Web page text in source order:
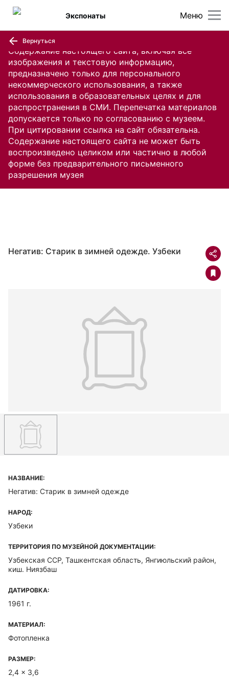
Содержание настоящего сайта, включая все
изображения и текстовую информацию,
предназначено только для персонального
некоммерческого использования, а также
использования в образовательных целях и для
распространения в СМИ. Перепечатка материалов
допускается только по согласованию с музеем.
При цитировании ссылка на сайт обязательна.
Содержание настоящего сайта не может быть
воспроизведено целиком или частично в любой
форме без предварительного письменного
разрешения музея
Меню
Экспонаты
Вернуться
Негатив: Старик в зимней одежде. Узбеки
НАЗВАНИЕ:
Негатив: Старик в зимней одежде
НАРОД:
Узбеки
ТЕРРИТОРИЯ ПО МУЗЕЙНОЙ ДОКУМЕНТАЦИИ:
Узбекская ССР, Ташкентская область, Янгиюльский район,
киш. Ниязбаш
ДАТИРОВКА:
1961 г.
МАТЕРИАЛ:
Фотопленка
РАЗМЕР:
2,4 x 3,6